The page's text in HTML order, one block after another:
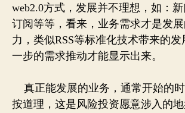
web2.0方式，发展并不理想，如：新
订阅等等，看来，业务需求才是发
力，类似RSS等标准化技术带来的
一步的需求推动才能显示出来。
真正能发展的业务，通常开始的时
按道理，这是风险投资愿意涉入的地